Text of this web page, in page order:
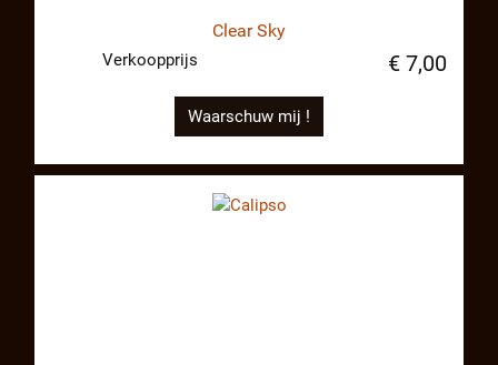
Clear Sky
Verkoopprijs € 7,00
Waarschuw mij !